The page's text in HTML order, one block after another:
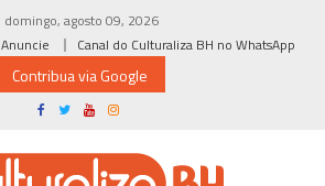
domingo, agosto 09, 2026
Anuncie Canal do Culturaliza BH no WhatsApp
Contribua via Google